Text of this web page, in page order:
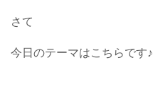
さて
今日のテーマはこちらです♪